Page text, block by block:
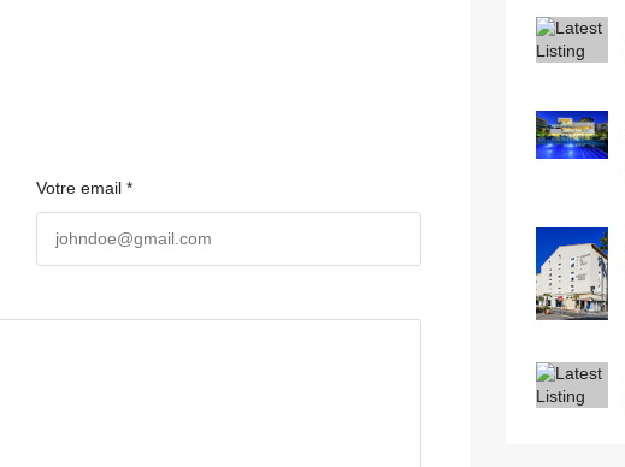
Votre email *